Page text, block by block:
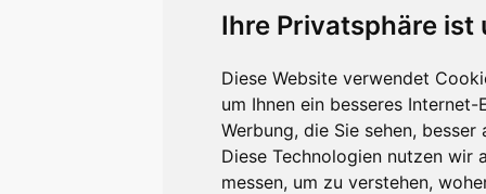
Ihre Privatsphäre ist
Diese Website verwendet
um Ihnen ein besseres
Werbung, die Sie sehen,
Diese Technologien nutzen wir
messen, um zu verstehen,